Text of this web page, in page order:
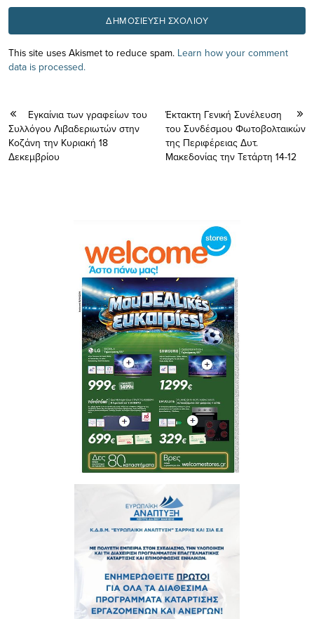
This site uses Akismet to reduce spam. Learn how your comment
data is processed.
Eγκαίνια των γραφείων του
Συλλόγου Λιβαδεριωτών στην
Κοζάνη την Κυριακή 18
Δεκεμβρίου
Έκτακτη Γενική Συνέλευση
του Συνδέσμου Φωτοβολταικών
της Περιφέρειας Δυτ.
Μακεδονίας την Τετάρτη 14-12